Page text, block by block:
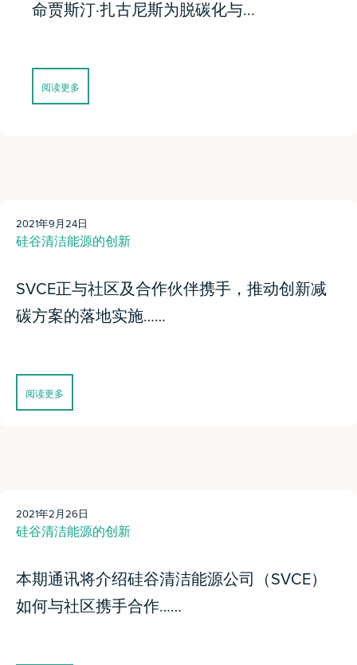
命贾斯汀·扎古尼斯为脱碳化与...
阅读更多
2021年9月24日
硅谷清洁能源的创新
SVCE正与社区及合作伙伴携手，推动创新减
碳方案的落地实施……
阅读更多
2021年2月26日
硅谷清洁能源的创新
本期通讯将介绍硅谷清洁能源公司（SVCE）
如何与社区携手合作……